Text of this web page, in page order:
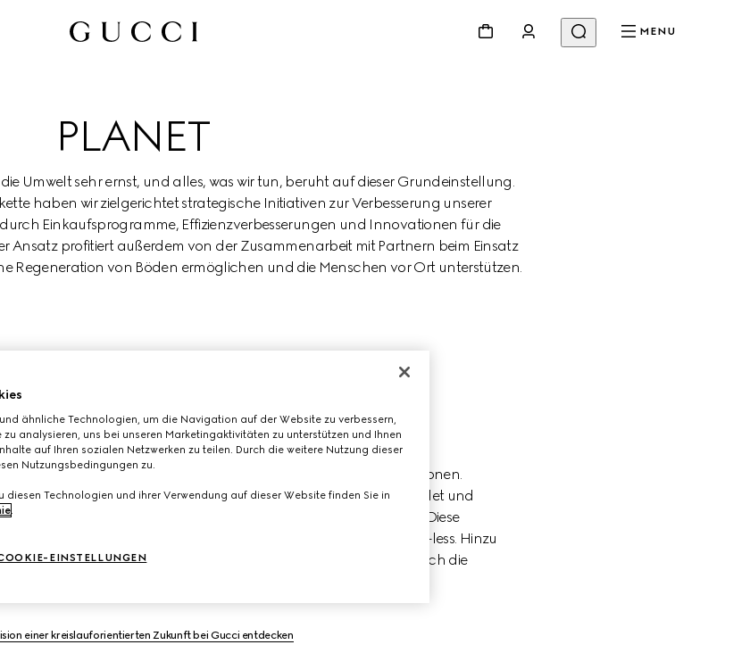
MENU
PLANET
Umwelt sehr ernst, und alles, was wir tun, beruht auf dieser Grundeinstellung.
haben wir zielgerichtet strategische Initiativen zur Verbesserung unserer
Einkaufsprogramme, Effizienzverbesserungen und Innovationen für die
Ansatz profitiert außerdem von der Zusammenarbeit mit Partnern beim Einsatz
Regeneration von Böden ermöglichen und die Menschen vor Ort unterstützen.
Kreislaufwirtschaft beginnt mit kreativem Design und Innovationen.
aufgebaut, die Abfälle und Verschmutzung vermeidet und
Wiederverwendung und Recycling bzw. Second Life ermöglicht. Diese
Best Practices und Programmen wie Gucci-Up und Gucci Scrap-less. Hinzu
der Einführung neuer Geschäftsmodelle und Synergieeffekte durch die
einer kreislauforientierten Zukunft bei Gucci entdecken
ähnliche Technologien, um die Navigation auf der Website zu verbessern,
analysieren, uns bei unseren Marketingaktivitäten zu unterstützen und Ihnen
auf Ihren sozialen Netzwerken zu teilen. Durch die weitere Nutzung dieser
Nutzungsbedingungen zu.
diesen Technologien und ihrer Verwendung auf dieser Website finden Sie in
.
EINSTELLUNGEN